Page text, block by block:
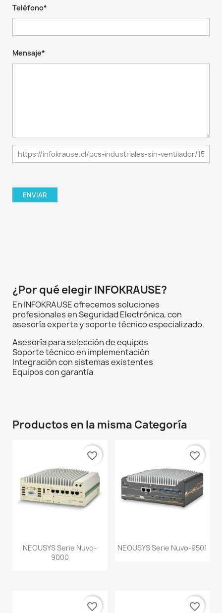
Teléfono*
Mensaje*
¿Por qué elegir INFOKRAUSE?
En INFOKRAUSE ofrecemos soluciones
profesionales en Seguridad Electrónica, con
asesoría experta y soporte técnico especializado.
Asesoría para selección de equipos
Soporte técnico en implementación
Integración con sistemas existentes
Equipos con garantía
Productos en la misma Categoría
NEOUSYS Serie Nuvo-
9000
favorite_border
NEOUSYS Serie Nuvo-9501
favorite_border
favorite_border favorite_border